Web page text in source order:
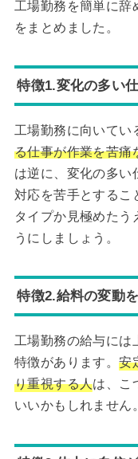
工場勤務を簡単に辞
をまとめました。
特徴1.変化の多い
工場勤務に向いてい
る仕事が作業を苦痛
は逆に、変化の多い
対応を苦手とするこ
タイプか見極めたう
うにしましょう。
特徴2.給料の変動
工場勤務の給与には
特徴があります。安
り重視する人は、こ
いいかもしれません。